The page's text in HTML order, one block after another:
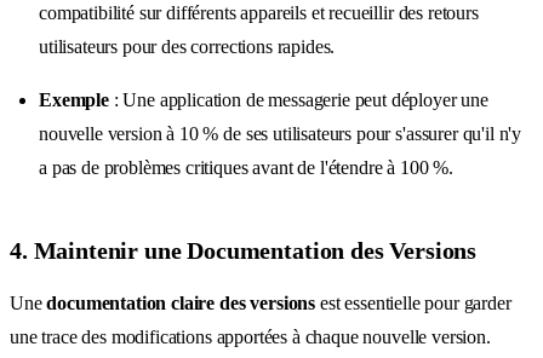
compatibilité sur différents appareils et recueillir des retours
utilisateurs pour des corrections rapides.
Exemple: Une application de messagerie peut déployer une
nouvelle version à 10 % de ses utilisateurs pour s'assurer qu'il n'y
a pas de problèmes critiques avant de l'étendre à 100 %.
4. Maintenir une Documentation des Versions
Unedocumentation claire des versions est essentielle pour garder
une trace des modifications apportées à chaque nouvelle version.